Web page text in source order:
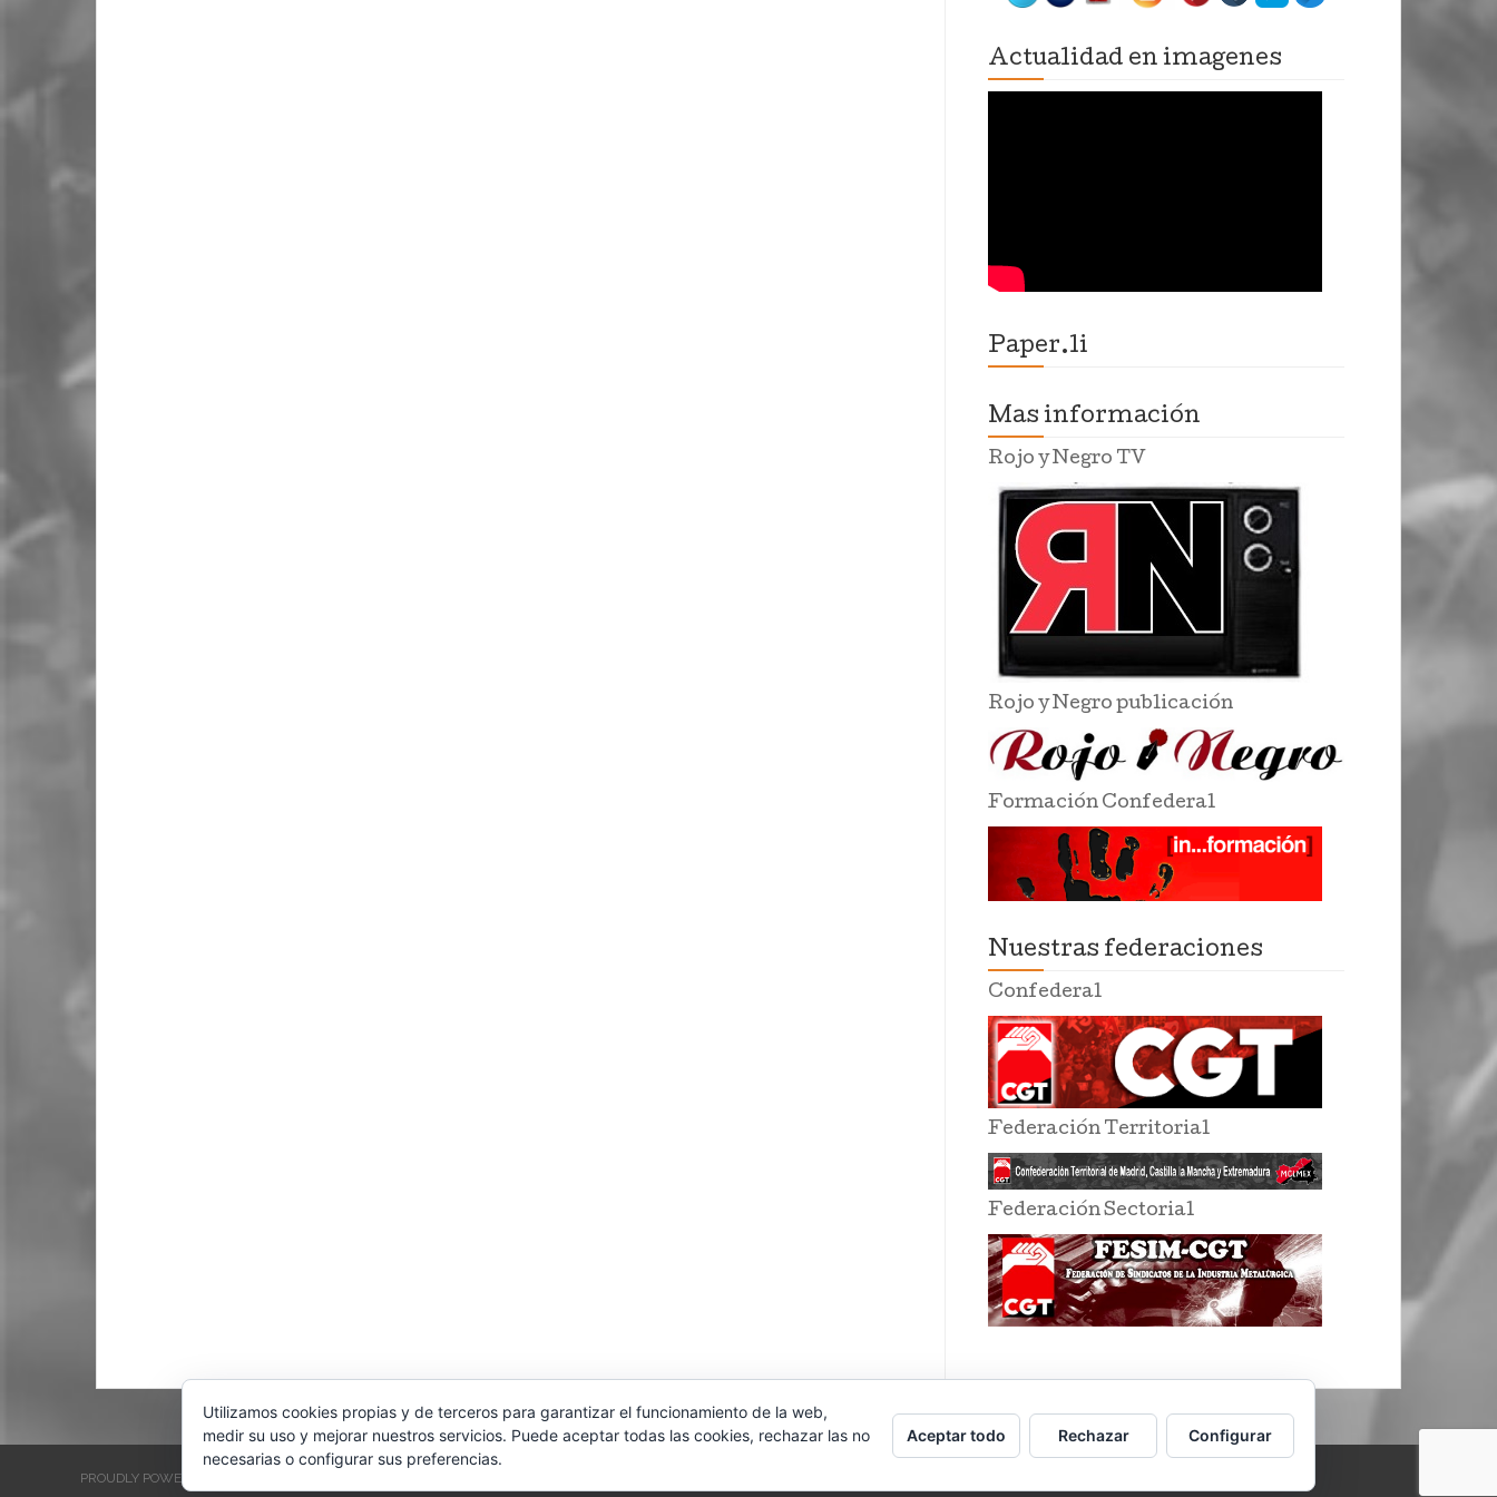
Actualidad en imagenes
Paper.li
Mas información
Rojo y Negro TV
Rojo y Negro publicación
Formación Confederal
Nuestras federaciones
Confederal
Federación Territorial
Federación Sectorial
PROUDLY POWERED BY WORDPRESS
Utilizamos cookies propias y de terceros para garantizar el funcionamiento de la web,
medir su uso y mejorar nuestros servicios. Puede aceptar todas las cookies, rechazar las no
necesarias o configurar sus preferencias.
Aceptar todo Rechazar Configurar